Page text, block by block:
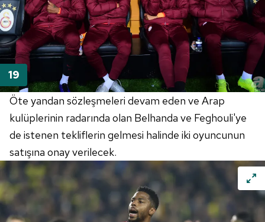
Öte yandan sözleşmeleri devam eden ve Arap
kulüplerinin radarında olan Belhanda ve Feghouli'ye
de istenen tekliflerin gelmesi halinde iki oyuncunun
satışına onay verilecek.